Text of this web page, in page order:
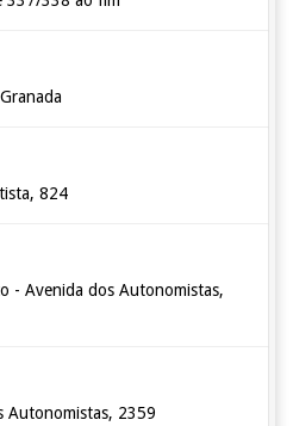
824
- Avenida dos Autonomistas,
Autonomistas, 2359